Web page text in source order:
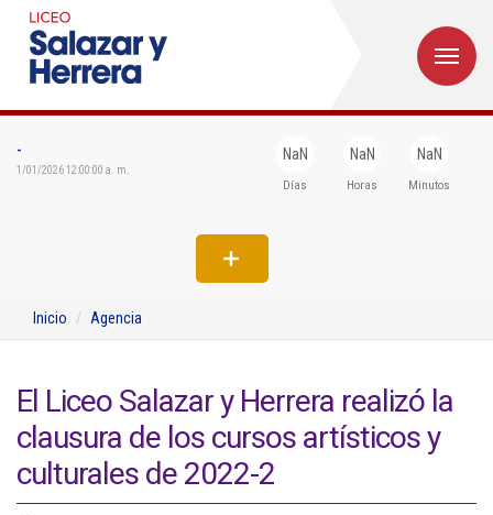
-
1/01/2026 12:00:00 a. m.
NaN
Días
NaN
Horas
NaN
Minutos
Inicio Agencia
El Liceo Salazar y Herrera realizó la
clausura de los cursos artísticos y
culturales de 2022-2
Formación
Departamentos
Extensión
Bienestar
Biblioteca